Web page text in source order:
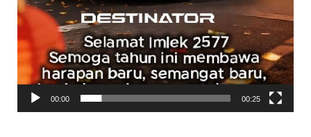
00:00 00:25